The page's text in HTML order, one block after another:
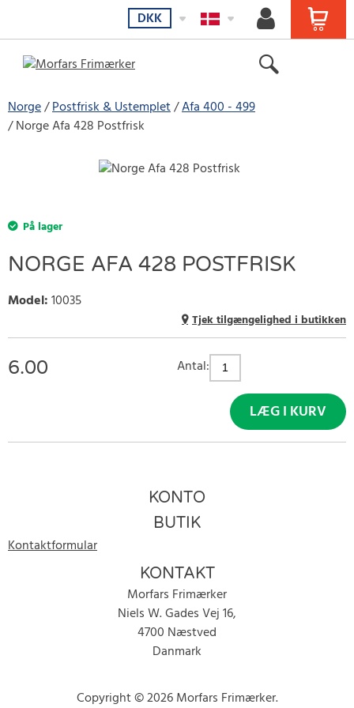
DKK
Norge Postfrisk & Ustemplet Afa 400 - 499
Norge Afa 428 Postfrisk
På lager
NORGE AFA 428 POSTFRISK
Model:10035
Tjek tilgængelighed i butikken
6.00 Antal:
LÆG I KURV
KONTO
BUTIK
Kontaktformular
KONTAKT
Morfars Frimærker
Niels W. Gades Vej 16,
4700 Næstved
Danmark
Copyright © 2026 Morfars Frimærker.